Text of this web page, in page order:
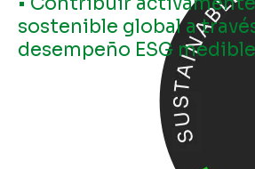
sostenible global a
desempeño ESG